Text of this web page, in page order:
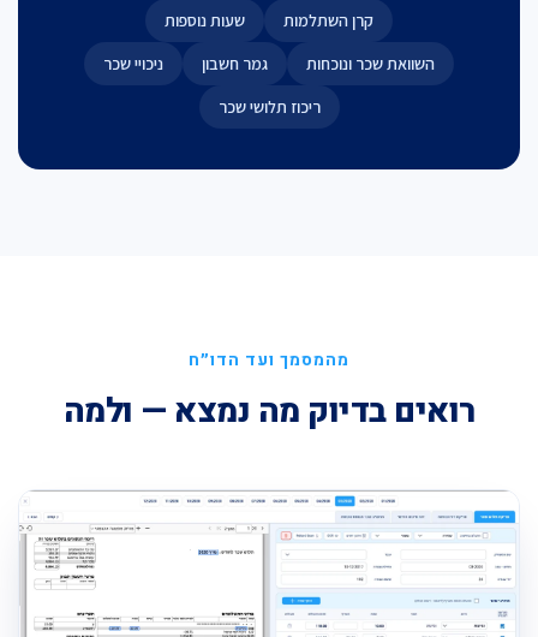
קרן השתלמות
שעות נוספות
השוואת שכר ונוכחות
גמר חשבון
ניכויי שכר
ריכוז תלושי שכר
מהמסמך ועד הדו״ח
רואים בדיוק מה נמצא — ולמה